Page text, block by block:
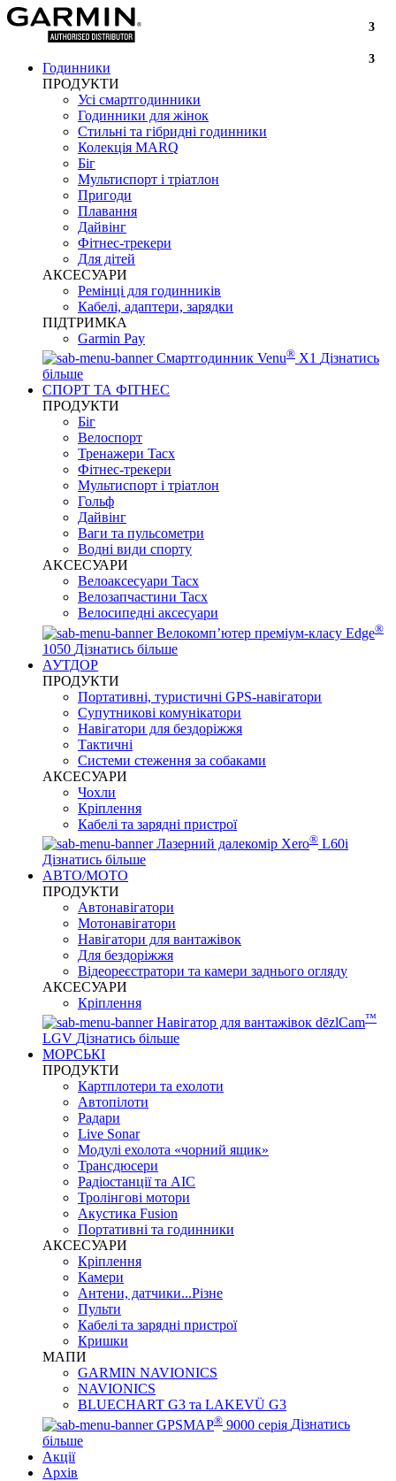
Годинники
ПРОДУКТИ
Усі смартгодинники
Годинники для жінок
Стильні та гібридні годинники
Колекція MARQ
Біг
Мультиспорт і тріатлон
Пригоди
Плавання
Дайвінг
Фітнес-трекери
Для дітей
АКСЕСУАРИ
Ремінці для годинників
Кабелі, адаптери, зарядки
ПІДТРИМКА
Garmin Pay
Смартгодинник Venu® X1 Дізнатись
більше
СПОРТ ТА ФІТНЕС
ПРОДУКТИ
Біг
Велоспорт
Тренажери Tacx
Фітнес-трекери
Мультиспорт і тріатлон
Гольф
Дайвінг
Ваги та пульсометри
Водні види спорту
AKCЕСУАРИ
Велоаксесуари Tacx
Велозапчастини Tacx
Велосипедні аксесуари
Велокомп’ютер преміум-класу Edge®
1050 Дізнатись більше
АУТДОР
ПРОДУКТИ
Портативні, туристичні GPS-навігатори
Супутникові комунікатори
Навігатори для бездоріжжя
Тактичні
Системи стеження за собаками
АКСЕСУАРИ
Чохли
Кріплення
Кабелі та зарядні пристрої
Лазерний далекомір Xero® L60i
Дізнатись більше
АВТО/МОТО
ПРОДУКТИ
Автонавігатори
Мотонавігатори
Навігатори для вантажівок
Для бездоріжжя
Відеореєстратори та камери заднього огляду
АКСЕСУАРИ
Кріплення
Навігатор для вантажівок dēzlCam™
LGV Дізнатись більше
МОРСЬКІ
ПРОДУКТИ
Картплотери та ехолоти
Автопілоти
Радари
Live Sonar
Модулі ехолота «чорний ящик»
Трансдюсери
Радіостанції та АІС
Тролінгові мотори
Акустика Fusion
Портативні та годинники
АКСЕСУАРИ
Кріплення
Камери
Антени, датчики...Різне
Пульти
Кабелі та зарядні пристрої
Кришки
МАПИ
GARMIN NAVIONICS
NAVIONICS
BLUECHART G3 та LAKEVÜ G3
GPSMAP® 9000 серія Дізнатись
більше
Акції
Архів
3
3